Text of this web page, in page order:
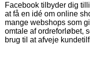
Facebook tilbyder dig
at få en idé om online
mange webshops som
omtale af ordreforløbet,
brug til at afveje